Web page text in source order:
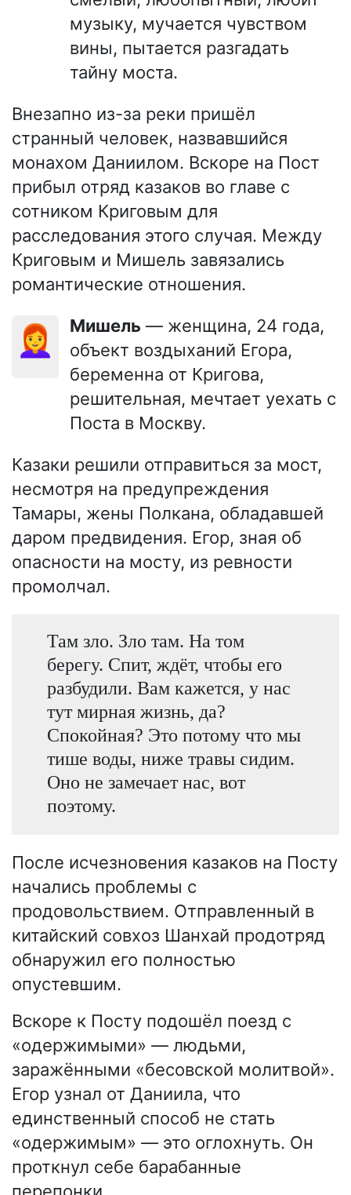
музыку, мучается чувством
вины, пытается разгадать
тайну моста.
Внезапно из-за реки пришёл
странный человек, назвавшийся
монахом Даниилом. Вскоре на Пост
прибыл отряд казаков во главе с
сотником Криговым для
расследования этого случая. Между
Криговым и Мишель завязались
романтические отношения.
👩‍🦰 Мишель — женщина, 24 года,
объект воздыханий Егора,
беременна от Кригова,
решительная, мечтает уехать с
Поста в Москву.
Казаки решили отправиться за мост,
несмотря на предупреждения
Тамары, жены Полкана, обладавшей
даром предвидения. Егор, зная об
опасности на мосту, из ревности
промолчал.
Там зло. Зло там. На том
берегу. Спит, ждёт, чтобы его
разбудили. Вам кажется, у нас
тут мирная жизнь, да?
Спокойная? Это потому что мы
тише воды, ниже травы сидим.
Оно не замечает нас, вот
поэтому.
После исчезновения казаков на Посту
начались проблемы с
продовольствием. Отправленный в
китайский совхоз Шанхай продотряд
обнаружил его полностью
опустевшим.
Вскоре к Посту подошёл поезд с
«одержимыми» — людьми,
заражёнными «бесовской молитвой».
Егор узнал от Даниила, что
единственный способ не стать
«одержимым» — это оглохнуть. Он
проткнул себе барабанные